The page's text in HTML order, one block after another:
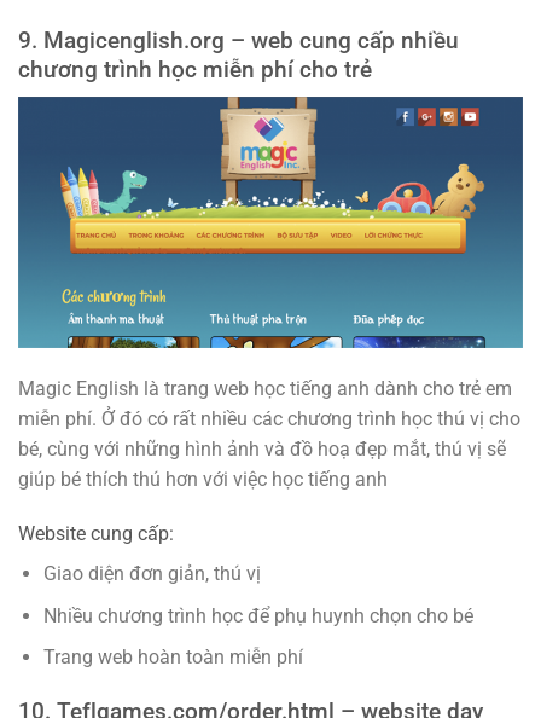
9. Magicenglish.org – web cung cấp nhiều
chương trình học miễn phí cho trẻ
Magic English là trang web học tiếng anh dành cho trẻ em
miễn phí. Ở đó có rất nhiều các chương trình học thú vị cho
bé, cùng với những hình ảnh và đồ hoạ đẹp mắt, thú vị sẽ
giúp bé thích thú hơn với việc học tiếng anh
Website cung cấp:
Giao diện đơn giản, thú vị
Nhiều chương trình học để phụ huynh chọn cho bé
Trang web hoàn toàn miễn phí
10. Teflgames.com/order.html – website dạy